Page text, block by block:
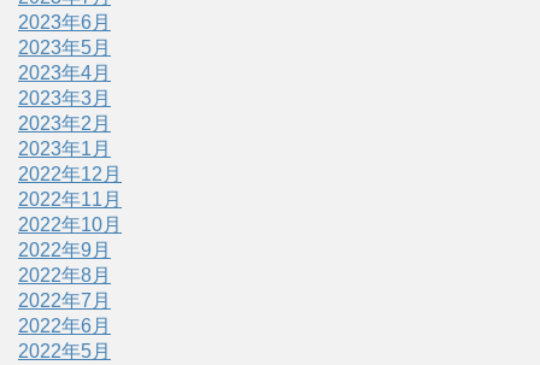
2023年6月
2023年5月
2023年4月
2023年3月
2023年2月
2023年1月
2022年12月
2022年11月
2022年10月
2022年9月
2022年8月
2022年7月
2022年6月
2022年5月